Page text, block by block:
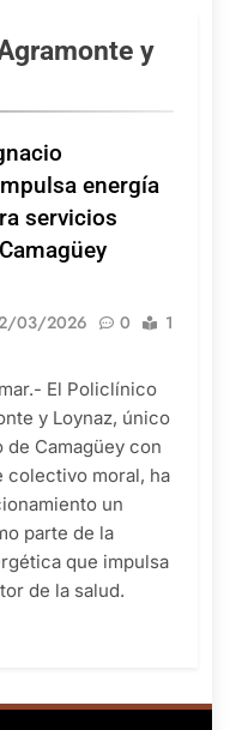
y
energía
servicios
03/2026 0
1
El Policlínico
y Loynaz, único
Camagüey con
colectivo moral, ha
un
parte de la
que impulsa
de la salud.